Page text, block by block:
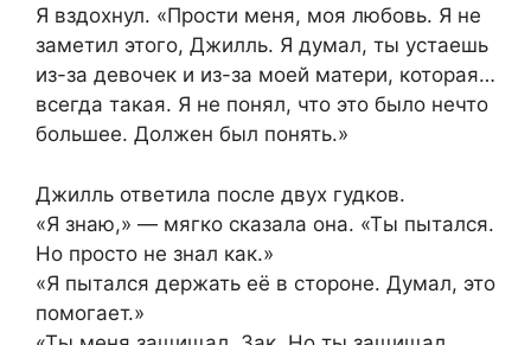
Я вздохнул. «Прости меня, моя любовь. Я не
заметил этого, Джилль. Я думал, ты устаешь
из-за девочек и из-за моей матери, которая…
всегда такая. Я не понял, что это было нечто
большее. Должен был понять.»
Джилль ответила после двух гудков.
«Я знаю,» — мягко сказала она. «Ты пытался.
Но просто не знал как.»
«Я пытался держать её в стороне. Думал, это
помогает.»